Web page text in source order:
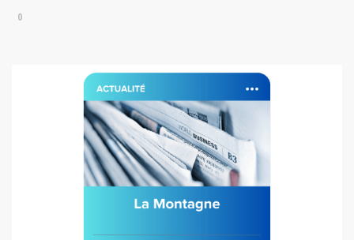
0